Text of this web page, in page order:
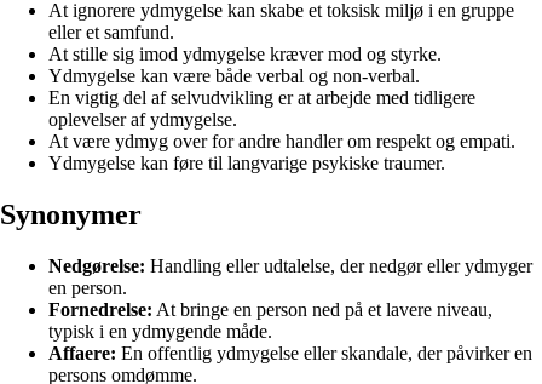
At ignorere ydmygelse kan skabe et toksisk miljø i en gruppe
eller et samfund.
At stille sig imod ydmygelse kræver mod og styrke.
Ydmygelse kan være både verbal og non-verbal.
En vigtig del af selvudvikling er at arbejde med tidligere
oplevelser af ydmygelse.
At være ydmyg over for andre handler om respekt og empati.
Ydmygelse kan føre til langvarige psykiske traumer.
Synonymer
Nedgørelse: Handling eller udtalelse, der nedgør eller ydmyger
en person.
Fornedrelse: At bringe en person ned på et lavere niveau,
typisk i en ydmygende måde.
Affaere: En offentlig ydmygelse eller skandale, der påvirker en
persons omdømme.